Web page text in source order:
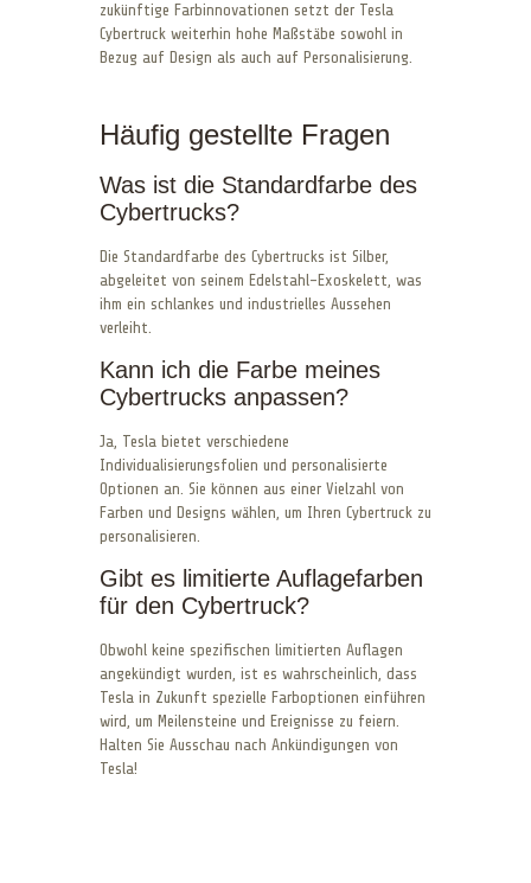
zukünftige Farbinnovationen setzt der Tesla
Cybertruck weiterhin hohe Maßstäbe sowohl in
Bezug auf Design als auch auf Personalisierung.
Häufig gestellte Fragen
Was ist die Standardfarbe des
Cybertrucks?
Die Standardfarbe des Cybertrucks ist Silber,
abgeleitet von seinem Edelstahl-Exoskelett, was
ihm ein schlankes und industrielles Aussehen
verleiht.
Kann ich die Farbe meines
Cybertrucks anpassen?
Ja, Tesla bietet verschiedene
Individualisierungsfolien und personalisierte
Optionen an. Sie können aus einer Vielzahl von
Farben und Designs wählen, um Ihren Cybertruck zu
personalisieren.
Gibt es limitierte Auflagefarben
für den Cybertruck?
Obwohl keine spezifischen limitierten Auflagen
angekündigt wurden, ist es wahrscheinlich, dass
Tesla in Zukunft spezielle Farboptionen einführen
wird, um Meilensteine und Ereignisse zu feiern.
Halten Sie Ausschau nach Ankündigungen von
Tesla!